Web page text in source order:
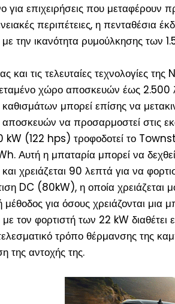
για επιχειρήσεις που μεταφέρουν
περιπέτειες, η πενταθέσια
την ικανότητα ρυμούλκησης των
τις τελευταίες τεχνολογίες της
χώρο αποσκευών έως 2.500
μπορεί επίσης να
να προσαρμοστεί στις
kW (122 hps) τροφοδοτεί το
Αυτή η μπαταρία μπορεί να
χρειάζεται 90 λεπτά για να
DC (80kW), η οποία χρειάζεται
μέθοδος για όσους χρειάζονται μια
τον φορτιστή των 22 kW διαθέτει
τρόπο θέρμανσης της
της αντοχής της.